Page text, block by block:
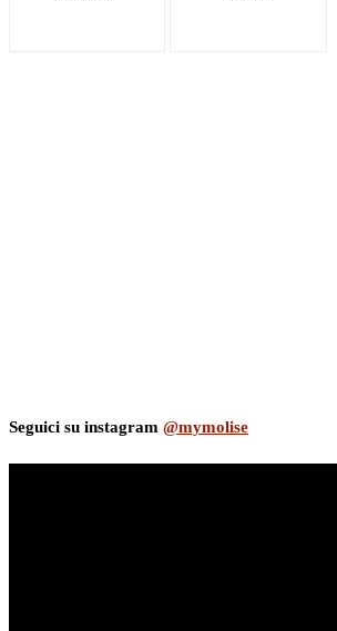
Seguici su instagram @mymolise